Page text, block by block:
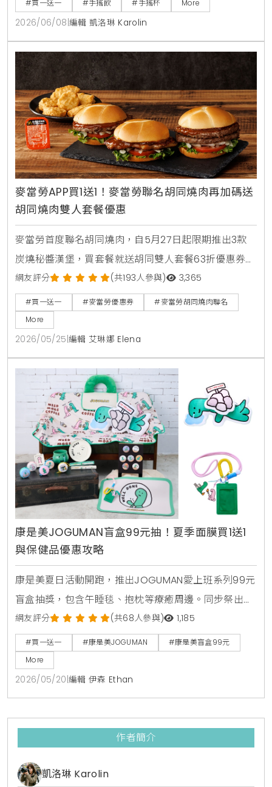
青、粉角生椰拿鐵等4大品項買1送1，讓大家在炎熱夏天
不用出門也能省錢消暑。
#買一送一 #手搖飲 #手搖杯 More
2026/06/08 編輯 凱洛琳 Karolin
麥當勞APP買1送1！麥當勞聯名胡同燒肉再加碼送
胡同燒肉雙人套餐優惠
麥當勞首度聯名胡同燒肉，自5月27日起限期推出3款
炭燒秘醬漢堡，買套餐就送胡同雙人套餐63折優惠券。
人氣捲捲薯條同步回歸，還有西西里金選冰美式全新登
場，搭配APP年中慶享買1送1。
網友評分 (共193人參與) 3,365
#買一送一 #麥當勞優惠券
#麥當勞胡同燒肉聯名
More
2026/05/25 編輯 艾琳娜 Elena
康是美JOGUMAN盲盒99元抽！夏季面膜買1送1
與保健品優惠攻略
康是美夏日活動開跑，推出JOGUMAN愛上班系列99元
盲盒抽獎，包含午睡毯、抱枕等療癒周邊。同步祭出活
力健康節保健品買1送1與金卡會員面膜點數30倍送，由
美妝生活專家分享夏日補給省錢攻略。
網友評分 (共68人參與) 1,185
#買一送一 #康是美JOGUMAN
#康是美盲盒99元
More
2026/05/20 編輯 伊森 Ethan
作者簡介
凱洛琳 Karolin